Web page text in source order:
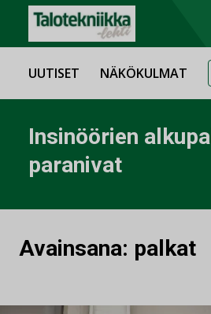
UUTISET NÄKÖKULMAT
Insinöörien
paranivat
Avainsana: palkat